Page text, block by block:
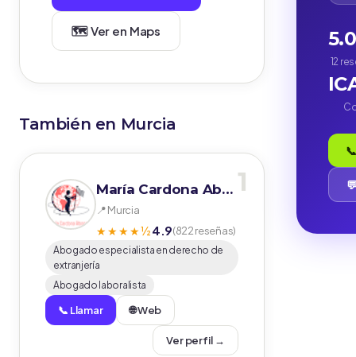
🗺️ Ver en Maps
También en Murcia
1
María Cardona Abogados
📍 Murcia
★★★★½4.9(822 reseñas)
Abogado especialista en derecho de
extranjería
Abogado laboralista
📞 Llamar 🌐 Web
Ver perfil →
12